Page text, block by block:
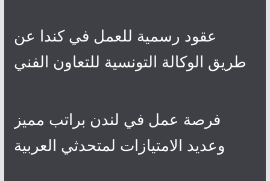
عقود رسمية للعمل في كندا عن
طريق الوكالة التونسية للتعاون الفني
فرصة عمل في لندن براتب مميز
وعديد الامتيازات لمتحدثي العربية